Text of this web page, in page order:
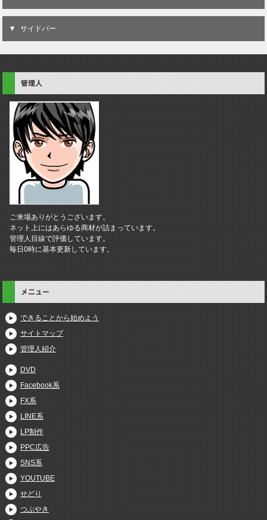
サイドバー
管理人
ご来場ありがとうございます。
ネット上にはあらゆる商材が詰まっています。
管理人目線で評価しています。
毎日0時に基本更新しています。
メニュー
できることから始めよう
サイトマップ
管理人紹介
DVD
Facebook系
FX系
LINE系
LP制作
PPC広告
SNS系
YOUTUBE
せどり
つぶやき